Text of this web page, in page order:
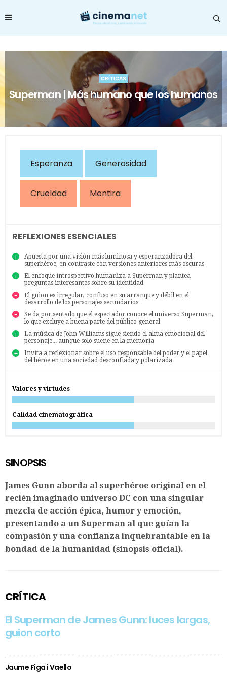
CRÍTICAS
Superman | Más humano que los humanos
Esperanza Generosidad
Crueldad Mentira
REFLEXIONES ESENCIALES
Apuesta por una visión más luminosa y esperanzadora del
superhéroe, en contraste con versiones anteriores más oscuras
El enfoque introspectivo humaniza a Superman y plantea
preguntas interesantes sobre su identidad
El guion es irregular, confuso en su arranque y débil en el
desarrollo de los personajes secundarios
Se da por sentado que el espectador conoce el universo Superman,
lo que excluye a buena parte del público general
La música de John Williams sigue siendo el alma emocional del
personaje... aunque solo suene en la memoria
Invita a reflexionar sobre el uso responsable del poder y el papel
del héroe en una sociedad desconfiada y polarizada
Valores y virtudes
Calidad cinematográfica
SINOPSIS
James Gunn aborda al superhéroe original en el
recién imaginado universo DC con una singular
mezcla de acción épica, humor y emoción,
presentando a un Superman al que guían la
compasión y una confianza inquebrantable en la
bondad de la humanidad (sinopsis oficial).
CRÍTICA
El Superman de James Gunn: luces largas,
guion corto
Jaume Figa i Vaello